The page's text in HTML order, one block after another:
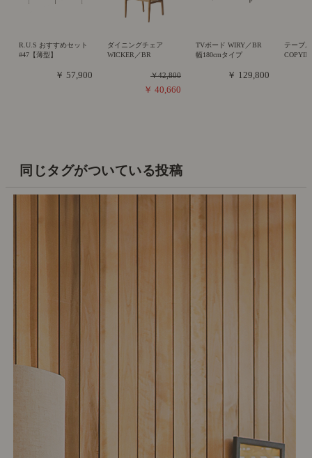
R.U.S おすすめセット
#47【薄型】
￥ 57,900
ダイニングチェア
WICKER／BR
￥42,800
￥ 40,660
TVボード WIRY／BR
幅180cmタイプ
￥ 129,800
テーブ
同じタグがついている投稿